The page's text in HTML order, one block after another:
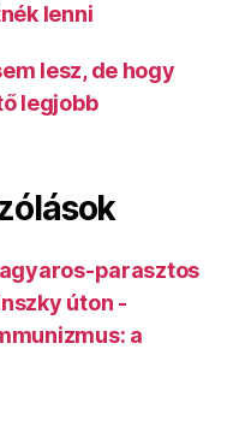
lenni
lesz, de hogy
legjobb
parasztos
úton -
a